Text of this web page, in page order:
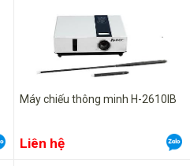
Máy chiếu thông minh H-2610IB
Liên hệ